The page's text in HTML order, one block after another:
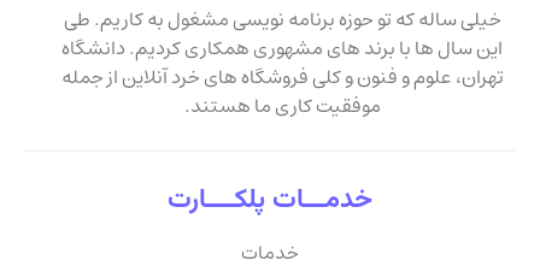
خیلی ساله که تو حوزه برنامه نویسی مشغول به کاریم. طی
این سال ها با برند های مشهوری همکاری کردیم. دانشگاه
تهران، علوم و فنون و کلی فروشگاه های خرد آنلاین از جمله
موفقیت کاری ما هستند.
خدمـــات پلکــــارت
خدمات